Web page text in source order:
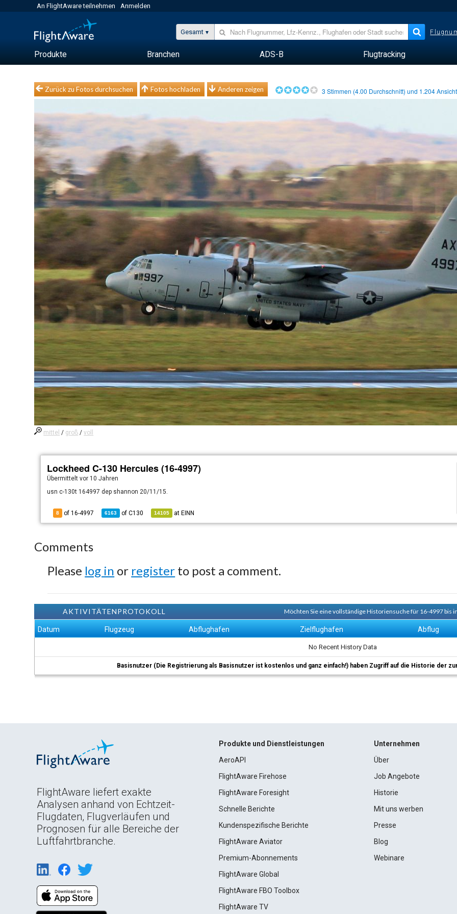
An FlightAware teilnehmen Anmelden
Gesamt
Produkte Branchen ADS-B Flugtracking
Zurück zu Fotos durchsuchen Fotos hochladen Anderen zeigen 3 Stimmen (4.00 Durchschnitt) und 1.204
mittel / groß /voll
Lockheed C-130 Hercules (16-4997)
Übermitteltvor 10 Jahren
usn c-130t 164997 dep shannon 20/11/15.
8 of 16-4997 6163 ofC130 14105 at EINN
Comments
Please log in or register to post a comment.
AKTIVITÄTENPROTOKOLL Möchten Sie eine vollständige Historiensuche für 16-4997 bis
Datum Flugzeug Abflughafen Zielflughafen Abflug
No Recent History Data
Basisnutzer (Die Registrierung als Basisnutzer ist kostenlos und ganz einfach!) haben Zugriff auf die Historie der
FlightAware liefert exakte
Analysen anhand von Echtzeit-
Flugdaten, Flugverläufen und
Prognosen für alle Bereiche der
Luftfahrtbranche.
Produkte und Dienstleistungen
AeroAPI
FlightAware Firehose
FlightAware Foresight
Schnelle Berichte
Kundenspezifische Berichte
FlightAware Aviator
Premium-Abonnements
FlightAware Global
FlightAware FBO Toolbox
FlightAware TV
Unternehmen
Über
Job Angebote
Historie
Mit uns werben
Presse
Blog
Webinare